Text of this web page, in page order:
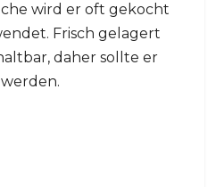
wird er oft gekocht
Frisch gelagert
daher sollte er